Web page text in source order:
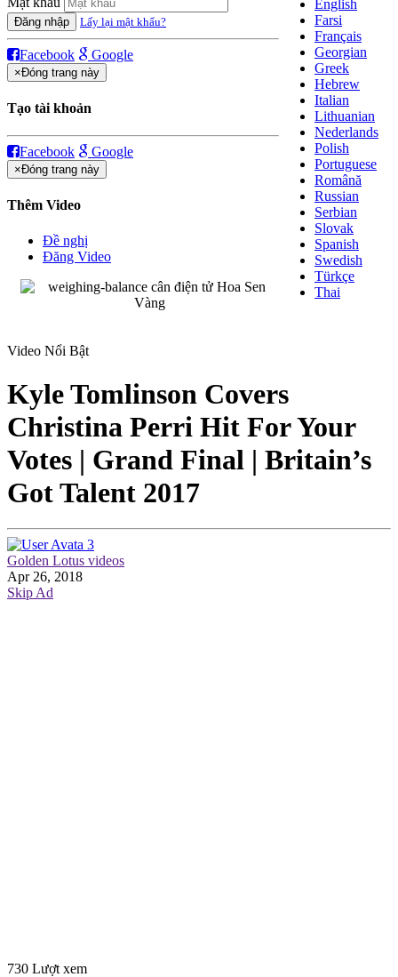
English
Farsi
Français
Georgian
Greek
Hebrew
Italian
Lithuanian
Nederlands
Polish
Portuguese
Română
Russian
Serbian
Slovak
Spanish
Swedish
Türkçe
Thai
Đăng nhập Lấy lại mật khẩu?
Facebook Google
×Đóng trang này
Tạo tài khoản
Facebook Google
×Đóng trang này
Thêm Video
Đề nghị
Đăng Video
Video Nổi Bật
Kyle Tomlinson Covers
Christina Perri Hit For Your
Votes | Grand Final | Britain’s
Got Talent 2017
Golden Lotus videos
Apr 26, 2018
Skip Ad
730 Lượt xem